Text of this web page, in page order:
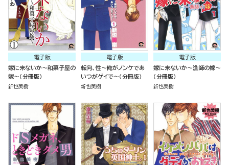
電子版
嫁に来ないか～和菓子屋の
嫁～（分冊版）
新也美樹
電子版
転向、性～俺がノンケであ
いつがゲイで～（分冊版）
新也美樹
電子版
嫁に来ないか～漁師の嫁～
（分冊版）
新也美樹